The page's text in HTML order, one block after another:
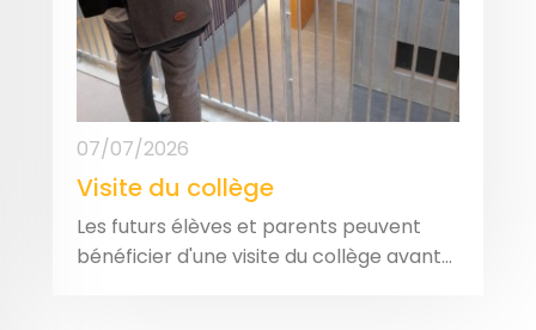
07/07/2026
Visite du collège
Les futurs élèves et parents peuvent
bénéficier d'une visite du collège avant...